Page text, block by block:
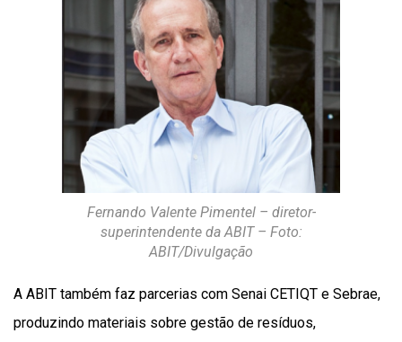
Fernando Valente Pimentel – diretor-
superintendente da ABIT – Foto:
ABIT/Divulgação
A ABIT também faz parcerias com Senai CETIQT e Sebrae,
produzindo materiais sobre gestão de resíduos,